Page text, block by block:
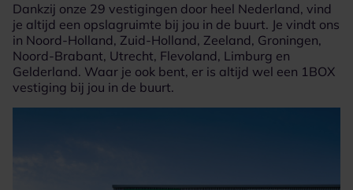
Dankzij onze 29 vestigingen door heel Nederland, vind
je altijd een opslagruimte bij jou in de buurt. Je vindt ons
in Noord-Holland, Zuid-Holland, Zeeland, Groningen,
Noord-Brabant, Utrecht, Flevoland, Limburg en
Gelderland. Waar je ook bent, er is altijd wel een 1BOX
vestiging bij jou in de buurt.